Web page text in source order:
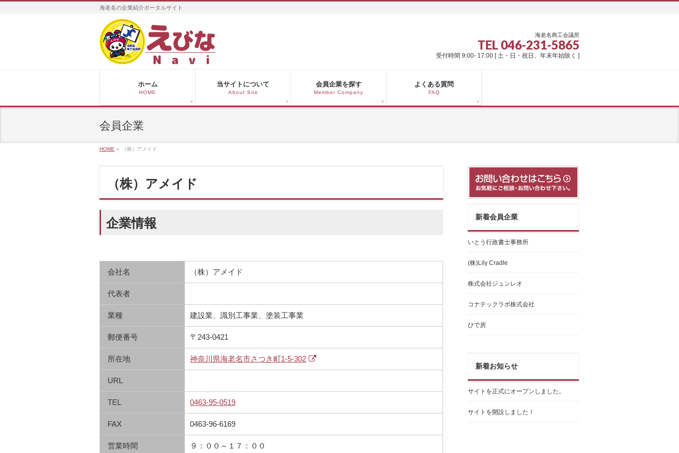
海老名の企業紹介ポータルサイト
海老名商工会議所
TEL 046-231-5865
受付時間 9:00- 17:00 [ 土・日・祝日、年末年始除く ]
ホーム
HOME
当サイトについて
About Site
会員企業を探す
Member Company
よくある質問
FAQ
会員企業
HOME » （株）アメイド
（株）アメイド
企業情報
会社名 （株）アメイド
代表者
業種 建設業、識別工事業、塗装工事業
郵便番号 〒243-0421
所在地 神奈川県海老名市さつき町1-5-302
URL
TEL 0463-95-0519
FAX 0463-96-6169
営業時間 ９：００～１７：００
新着会員企業
いとう行政書士事務所
(株)Lily Cradle
株式会社ジュンレオ
コナテックラボ株式会社
ひで房
新着お知らせ
サイトを正式にオープンしました。
サイトを開設しました！